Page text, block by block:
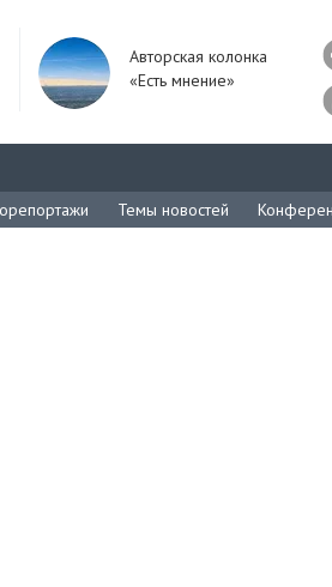
Авторская колонка
«Есть мнение»
Темы новостей